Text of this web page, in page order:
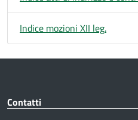
Indice mozioni XII leg.
Contatti